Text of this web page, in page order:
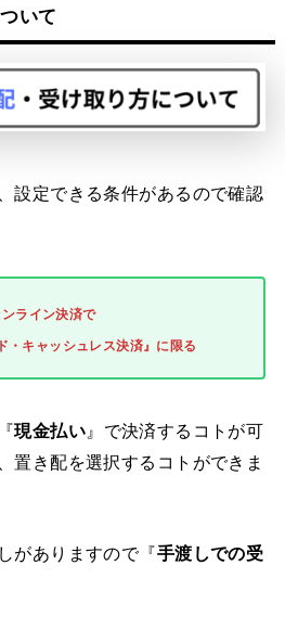
いて
設定できる条件があるので確認
ンライン決済で
・キャッシュレス決済』に限る
現金払い 』で決済するコトが可
置き配を選択するコトができま
がありますので『手渡しでの受